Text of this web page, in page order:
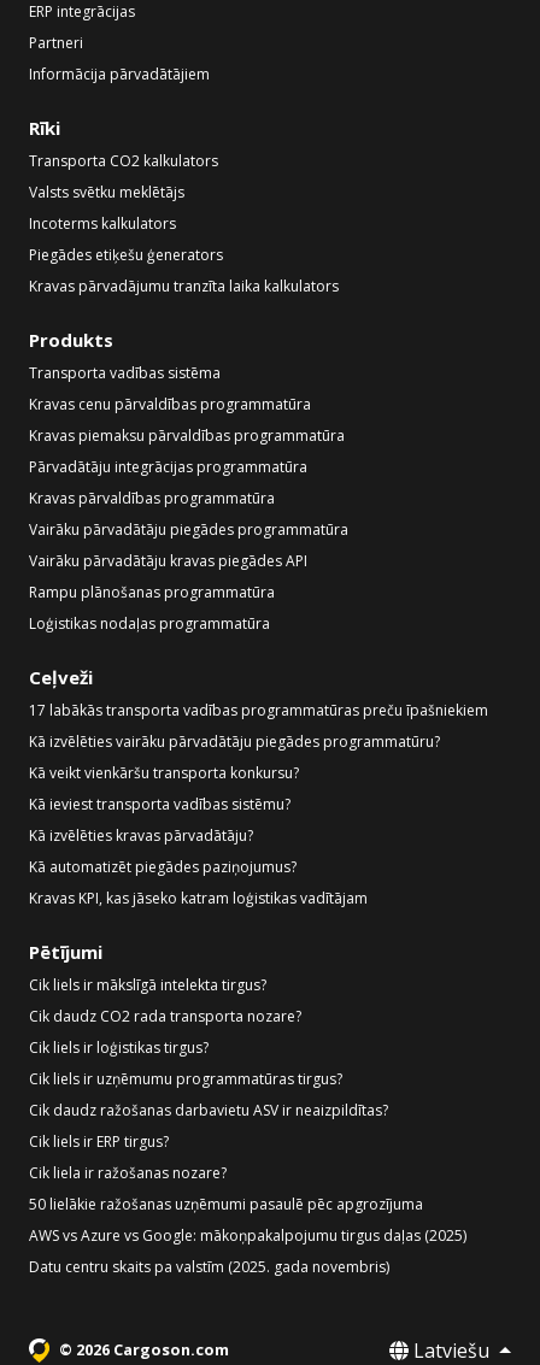
ERP integrācijas
Partneri
Informācija pārvadātājiem
Rīki
Transporta CO2 kalkulators
Valsts svētku meklētājs
Incoterms kalkulators
Piegādes etiķešu ģenerators
Kravas pārvadājumu tranzīta laika kalkulators
Produkts
Transporta vadības sistēma
Kravas cenu pārvaldības programmatūra
Kravas piemaksu pārvaldības programmatūra
Pārvadātāju integrācijas programmatūra
Kravas pārvaldības programmatūra
Vairāku pārvadātāju piegādes programmatūra
Vairāku pārvadātāju kravas piegādes API
Rampu plānošanas programmatūra
Loģistikas nodaļas programmatūra
Ceļveži
17 labākās transporta vadības programmatūras preču īpašniekiem
Kā izvēlēties vairāku pārvadātāju piegādes programmatūru?
Kā veikt vienkāršu transporta konkursu?
Kā ieviest transporta vadības sistēmu?
Kā izvēlēties kravas pārvadātāju?
Kā automatizēt piegādes paziņojumus?
Kravas KPI, kas jāseko katram loģistikas vadītājam
Pētījumi
Cik liels ir mākslīgā intelekta tirgus?
Cik daudz CO2 rada transporta nozare?
Cik liels ir loģistikas tirgus?
Cik liels ir uzņēmumu programmatūras tirgus?
Cik daudz ražošanas darbavietu ASV ir neaizpildītas?
Cik liels ir ERP tirgus?
Cik liela ir ražošanas nozare?
50 lielākie ražošanas uzņēmumi pasaulē pēc apgrozījuma
AWS vs Azure vs Google: mākoņpakalpojumu tirgus daļas (2025)
Datu centru skaits pa valstīm (2025. gada novembris)
© 2026 Cargoson.com Latviešu